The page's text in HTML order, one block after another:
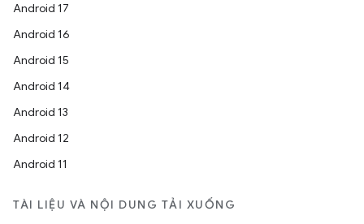
Android 17
Android 16
Android 15
Android 14
Android 13
Android 12
Android 11
TÀI LIỆU VÀ NỘI DUNG TẢI XUỐNG